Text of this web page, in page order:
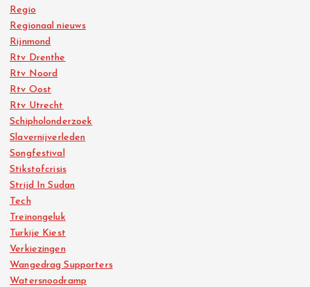
Regio
Regionaal nieuws
Rijnmond
Rtv Drenthe
Rtv Noord
Rtv Oost
Rtv Utrecht
Schipholonderzoek
Slavernijverleden
Songfestival
Stikstofcrisis
Strijd In Sudan
Tech
Treinongeluk
Turkije Kiest
Verkiezingen
Wangedrag Supporters
Watersnoodramp